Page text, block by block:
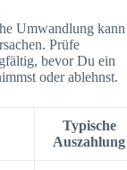
Umwandlung kann
Prüfe
bevor Du ein
oder ablehnst.
Typische
Auszahlung